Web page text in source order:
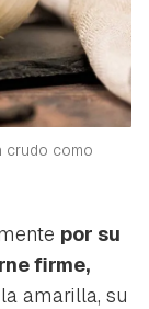
crudo como
por su
firme,
amarilla, su